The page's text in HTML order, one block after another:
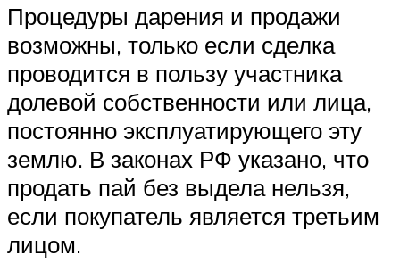
Процедуры дарения и продажи
возможны, только если сделка
проводится в пользу участника
долевой собственности или лица,
постоянно эксплуатирующего эту
землю. В законах РФ указано, что
продать пай без выдела нельзя,
если покупатель является третьим
лицом.